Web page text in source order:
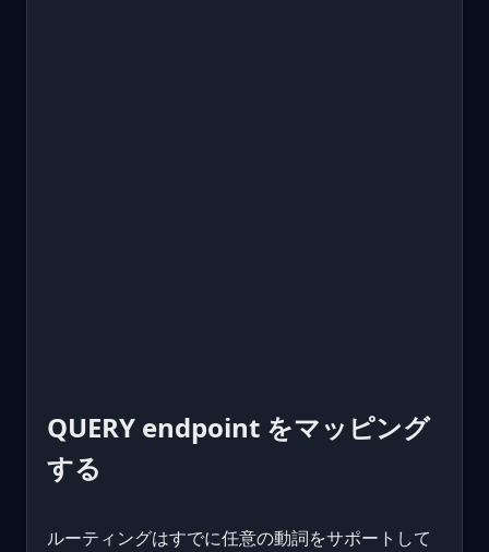
QUERY endpoint をマッピング
する
ルーティングはすでに任意の動詞をサポートして